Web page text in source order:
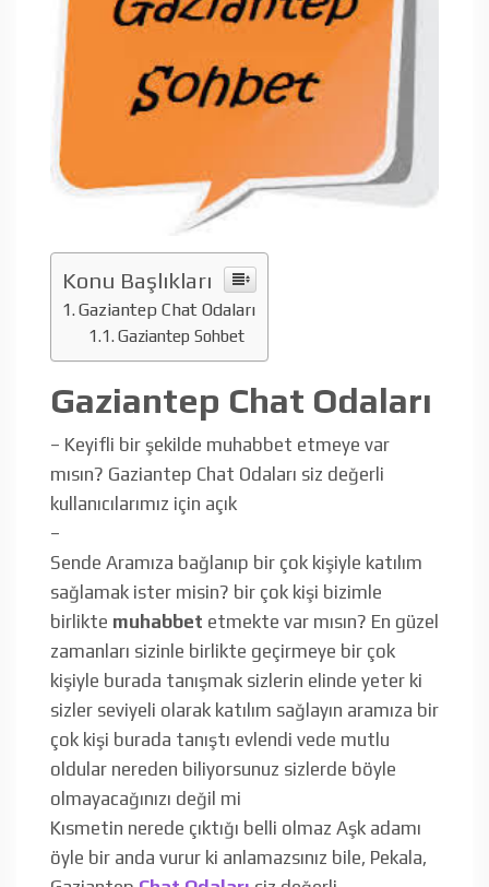
Konu Başlıkları
Gaziantep Chat Odaları
Gaziantep Sohbet
Gaziantep Chat Odaları
– Keyifli bir şekilde muhabbet etmeye var
mısın? Gaziantep Chat Odaları siz değerli
kullanıcılarımız için açık
–
Sende Aramıza bağlanıp bir çok kişiyle katılım
sağlamak ister misin? bir çok kişi bizimle
birlikte muhabbet etmekte var mısın? En güzel
zamanları sizinle birlikte geçirmeye bir çok
kişiyle burada tanışmak sizlerin elinde yeter ki
sizler seviyeli olarak katılım sağlayın aramıza bir
çok kişi burada tanıştı evlendi vede mutlu
oldular nereden biliyorsunuz sizlerde böyle
olmayacağınızı değil mi
Kısmetin nerede çıktığı belli olmaz Aşk adamı
öyle bir anda vurur ki anlamazsınız bile, Pekala,